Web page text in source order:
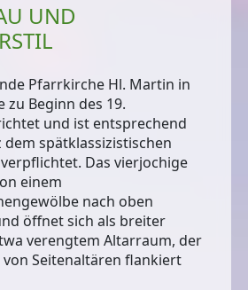
UND
Pfarrkirche Hl. Martin in
zu Beginn des 19.
und ist entsprechend
dem spätklassizistischen
Das vierjochige
einem
nach oben
öffnet sich als breiter
verengtem Altarraum, der
von Seitenaltären flankiert